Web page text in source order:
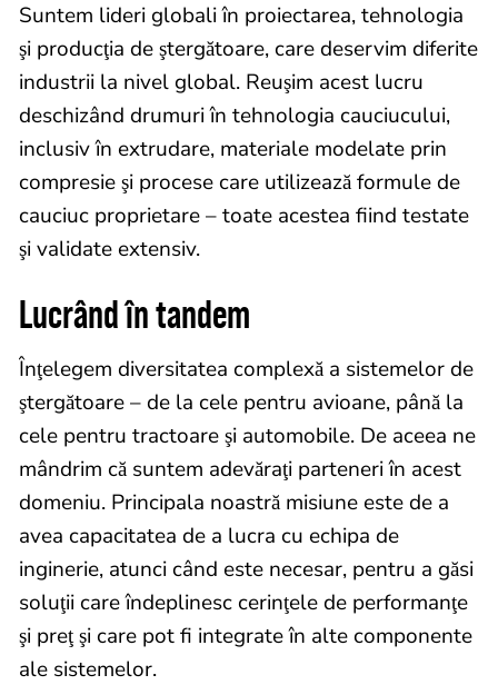
Suntem lideri globali în proiectarea, tehnologia
şi producţia de ştergătoare, care deservim diferite
industrii la nivel global. Reuşim acest lucru
deschizând drumuri în tehnologia cauciucului,
inclusiv în extrudare, materiale modelate prin
compresie şi procese care utilizează formule de
cauciuc proprietare – toate acestea fiind testate
şi validate extensiv.
Lucrând în tandem
Înţelegem diversitatea complexă a sistemelor de
ştergătoare – de la cele pentru avioane, până la
cele pentru tractoare şi automobile. De aceea ne
mândrim că suntem adevăraţi parteneri în acest
domeniu. Principala noastră misiune este de a
avea capacitatea de a lucra cu echipa de
inginerie, atunci când este necesar, pentru a găsi
soluţii care îndeplinesc cerinţele de performanţe
şi preţ şi care pot fi integrate în alte componente
ale sistemelor.